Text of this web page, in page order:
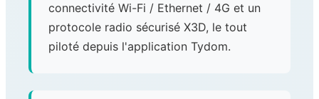
connectivité Wi-Fi / Ethernet / 4G et un
protocole radio sécurisé X3D, le tout
piloté depuis l'application Tydom.